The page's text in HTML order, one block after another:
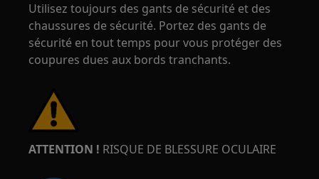
Utilisez toujours des gants de sécurité et des
chaussures de sécurité. Portez des gants de
sécurité en tout temps pour vous protéger des
coupures dues aux bords tranchants.
ATTENTION ! RISQUE DE BLESSURE OCULAIRE